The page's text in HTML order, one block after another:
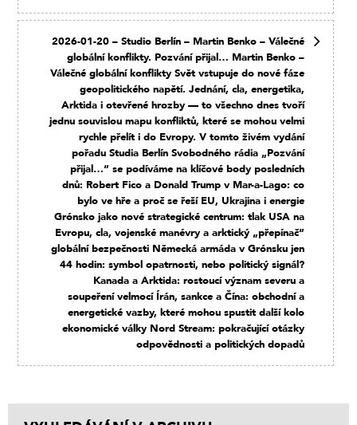
2026-01-20 – Studio Berlín – Martin Benko – Válečné
globální konflikty. Pozvání přijal… Martin Benko –
Válečné globální konflikty Svět vstupuje do nové fáze
geopolitického napětí. Jednání, cla, energetika,
Arktida i otevřené hrozby — to všechno dnes tvoří
jednu souvislou mapu konfliktů, které se mohou velmi
rychle přelít i do Evropy. V tomto živém vydání
pořadu Studia Berlín Svobodného rádia „Pozvání
přijal…“ se podíváme na klíčové body posledních
dnů: Robert Fico a Donald Trump v Mar-a-Lago: co
bylo ve hře a proč se řeší EU, Ukrajina i energie
Grónsko jako nové strategické centrum: tlak USA na
Evropu, cla, vojenské manévry a arktický „přepínač“
globální bezpečnosti Německá armáda v Grónsku jen
44 hodin: symbol opatrnosti, nebo politický signál?
Kanada a Arktida: rostoucí význam severu a
soupeření velmocí Írán, sankce a Čína: obchodní a
energetické vazby, které mohou spustit další kolo
ekonomické války Nord Stream: pokračující otázky
odpovědnosti a politických dopadů